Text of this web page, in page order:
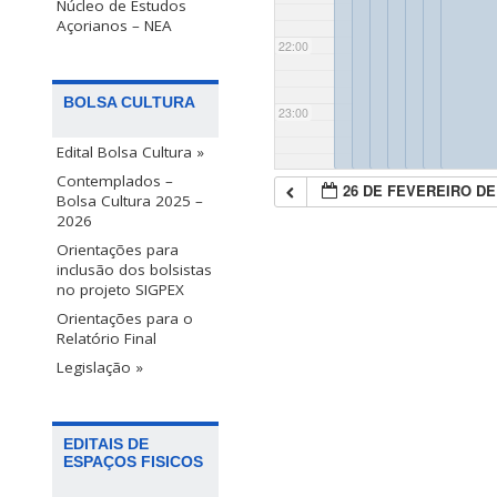
Núcleo de Estudos
Açorianos – NEA
BOLSA CULTURA
Edital Bolsa Cultura »
Contemplados –
Bolsa Cultura 2025 –
2026
Orientações para
inclusão dos bolsistas
no projeto SIGPEX
Orientações para o
Relatório Final
Legislação »
EDITAIS DE
ESPAÇOS FISICOS
22:00
23:00
26 DE FEVEREIRO